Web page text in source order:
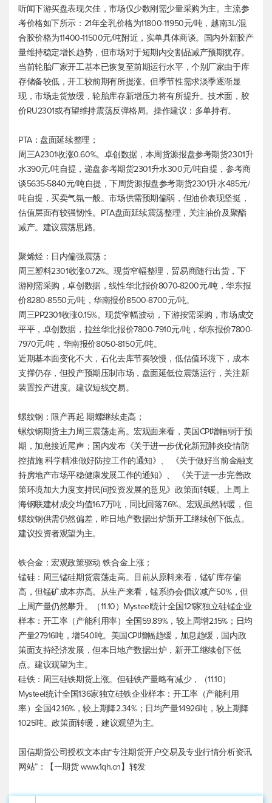
听闻下游买盘表现欠佳，市场仅少数刚需少量采购为主。主流参
考价格如下所示：21年全乳价格为11800-11950元/吨，越南3L/混
合胶价格为11400-11500元/吨附近，实单具体商谈。国内外新胶产
量维持稳定增长趋势，但市场对于短期内交割品减产预期犹存。
当前轮胎厂家开工基本已恢复至前期运行水平，个别厂家由于库
存储备较低，开工较前期有所提涨。但季节性需求淡季逐渐显
现，市场走货放缓，轮胎库存新增压力将有所提升。技术面，胶
价RU2301或有望维持震荡反弹格局。操作建议：多单持有。
PTA：盘面延续整理；
周三A2301收涨0.60%。卓创数据，本周货源报盘参考期货2301升
水390元/吨自提，递盘参考期货2301升水300元/吨自提，参考商
谈5635-5840元/吨自提，下周货源报盘参考期货2301升水485元/
吨自提，买卖气氛一般。市场供需预期偏弱，但油价表现坚挺，
估值层面有较强韧性。PTA盘面延续震荡整理，关注油价及聚酯
减产。建议震荡思路。
聚烯烃：日内偏强震荡；
周三塑料2301收涨0.72%。现货窄幅整理，贸易商随行出货，下
游刚需采购，卓创数据，线性华北报价8070-8200元/吨，华东报
价8280-8550元/吨，华南报价8500-8700元/吨。
周三PP2301收涨0.15%。现货窄幅波动，下游按需采购，市场成交
平平，卓创数据，拉丝华北报价7800-7910元/吨，华东报价7800-
7970元/吨，华南报价8050-8150元/吨。
近期基本面变化不大，石化去库节奏较慢，低估值环境下，成本
支撑仍存，但投产预期压制市场，盘面延低位震荡运行，关注新
装置投产进度。建议短线交易。
螺纹钢：限产再起 期螺继续走高；
螺纹钢期货主力周三震荡走高。宏观面来看，美国CPI增幅弱于预
期，加息接近尾声；国内发布《关于进一步优化新冠肺炎疫情防
控措施 科学精准做好防控工作的通知》、 《关于做好当前金融支
持房地产市场平稳健康发展工作的通知》、 《关于进一步完善政
策环境加大力度支持民间投资发展的意见》政策面转暖。上周上
海钢联建材成交均值16.7万吨，同比回落7.6%。宏观虽然转暖，但
螺纹钢供需仍然偏差，昨日地产数据出炉新开工继续创下低点。
建议投资者观望为主。
铁合金：宏观政策驱动 铁合金上涨；
锰硅：周三锰硅期货震荡走高。目前从原料来看，锰矿库存偏
高，但锰矿成本亦高。从生产来看，锰系协会倡议减产50%，但
上周产量仍然攀升。（11.10）Mysteel统计全国121家独立硅锰企业
样本：开工率（产能利用率）全国59.89%，较上周增2.15%；日均
产量27916吨，增540吨。美国CPI增幅趋缓，加息趋缓，国内政
策面支持经济发展，但本日地产数据出炉，新开工继续创下低
点。建议观望为主。
硅铁：周三硅铁期货上涨。但硅铁产量略有减少，（11.10）
Mysteel统计全国136家独立硅铁企业样本：开工率（产能利用
率）全国42.16%，较上期降2.34%；日均产量14926吨，较上期降
1025吨。政策面转暖，建议观望为主。
国信期货公司授权文本由“专注期货开户交易及专业行情分析资讯
网站”：【一期货 www.1qh.cn】转发